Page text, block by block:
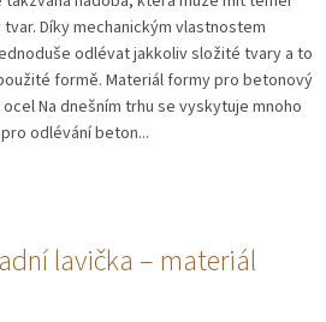
Díky mechanickým vlastnostem
odlévat jakkoliv složité tvary a to
formě. Materiál formy pro betonový
Na dnešním trhu se vyskytuje mnoho
odlévání beton...
lavička – materiál